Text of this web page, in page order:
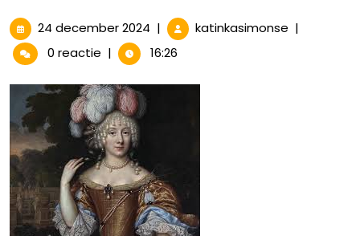
24 december 2024 24
december
2024
| katinkasimonse Tijdloze
|
0 reactie | 16:26